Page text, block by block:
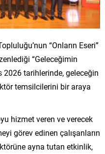
“Onların Eseri”
“Geleceğimin
2026 tarihlerinde, geleceğin
temsilcilerini bir araya
hizmet veren ve verecek
görev edinen çalışanların
ayna tutan etkinlik,